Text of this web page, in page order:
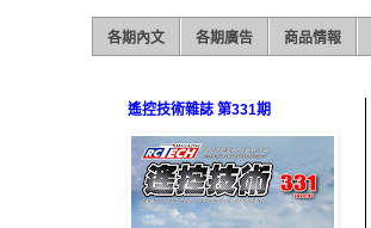
各期內文 各期廣告 商品情報
遙控技術雜誌 第331期